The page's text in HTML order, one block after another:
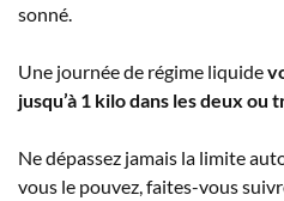
sonné.
Une journée de régime liquide
jusqu’à 1 kilo dans les deux
Ne dépassez jamais la limite
vous le pouvez, faites-vous